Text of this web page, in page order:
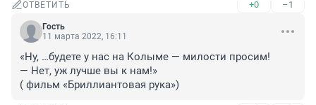
ОТВЕТИТЬ +0 –1
Гость
11 марта 2022, 16:11
«Ну, …будете у нас на Колыме — милости просим!
— Нет, уж лучше вы к нам!»
( фильм «Бриллиантовая рука»)